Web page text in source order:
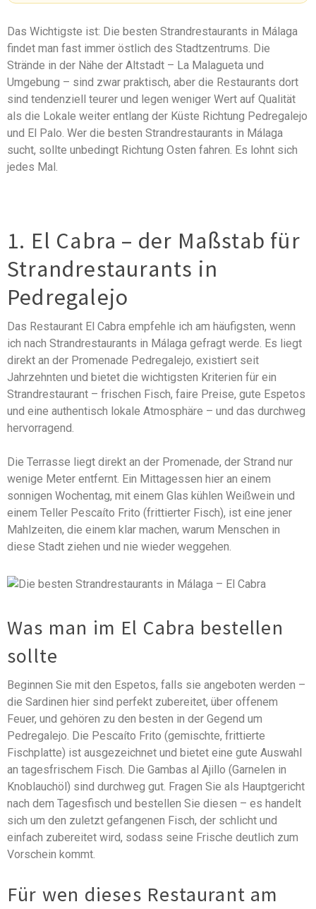
Das Wichtigste ist: Die besten Strandrestaurants in Málaga
findet man fast immer östlich des Stadtzentrums. Die
Strände in der Nähe der Altstadt – La Malagueta und
Umgebung – sind zwar praktisch, aber die Restaurants dort
sind tendenziell teurer und legen weniger Wert auf Qualität
als die Lokale weiter entlang der Küste Richtung Pedregalejo
und El Palo. Wer die besten Strandrestaurants in Málaga
sucht, sollte unbedingt Richtung Osten fahren. Es lohnt sich
jedes Mal.
1. El Cabra – der Maßstab für
Strandrestaurants in
Pedregalejo
Das Restaurant El Cabra empfehle ich am häufigsten, wenn
ich nach Strandrestaurants in Málaga gefragt werde. Es liegt
direkt an der Promenade Pedregalejo, existiert seit
Jahrzehnten und bietet die wichtigsten Kriterien für ein
Strandrestaurant – frischen Fisch, faire Preise, gute Espetos
und eine authentisch lokale Atmosphäre – und das durchweg
hervorragend.
Die Terrasse liegt direkt an der Promenade, der Strand nur
wenige Meter entfernt. Ein Mittagessen hier an einem
sonnigen Wochentag, mit einem Glas kühlen Weißwein und
einem Teller Pescaíto Frito (frittierter Fisch), ist eine jener
Mahlzeiten, die einem klar machen, warum Menschen in
diese Stadt ziehen und nie wieder weggehen.
Was man im El Cabra bestellen
sollte
Beginnen Sie mit den Espetos, falls sie angeboten werden –
die Sardinen hier sind perfekt zubereitet, über offenem
Feuer, und gehören zu den besten in der Gegend um
Pedregalejo. Die Pescaíto Frito (gemischte, frittierte
Fischplatte) ist ausgezeichnet und bietet eine gute Auswahl
an tagesfrischem Fisch. Die Gambas al Ajillo (Garnelen in
Knoblauchöl) sind durchweg gut. Fragen Sie als Hauptgericht
nach dem Tagesfisch und bestellen Sie diesen – es handelt
sich um den zuletzt gefangenen Fisch, der schlicht und
einfach zubereitet wird, sodass seine Frische deutlich zum
Vorschein kommt.
Für wen dieses Restaurant am